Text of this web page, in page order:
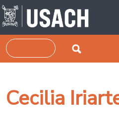
Pasar al contenido principal
Buscar
Cecilia